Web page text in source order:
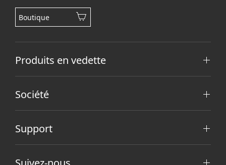
Boutique
Produits en vedette
Société
Support